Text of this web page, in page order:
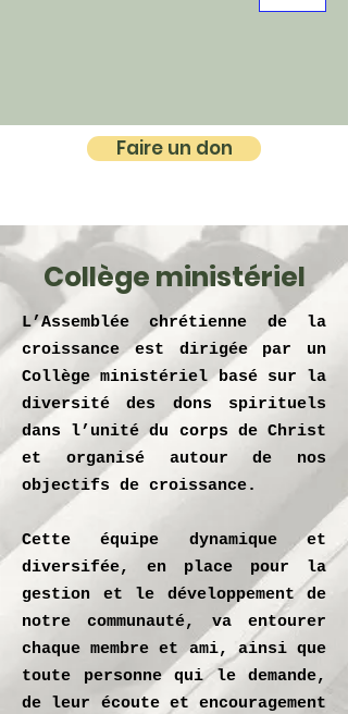
Faire un don
Collège ministériel
L’Assemblée chrétienne de la
croissance est dirigée par un
Collège ministériel basé sur la
diversité des dons spirituels
dans l’unité du corps de Christ
et organisé autour de nos
objectifs de croissance.
Cette équipe dynamique et
diversifée, en place pour la
gestion et le développement de
notre communauté, va entourer
chaque membre et ami, ainsi que
toute personne qui le demande,
de leur écoute et encouragement